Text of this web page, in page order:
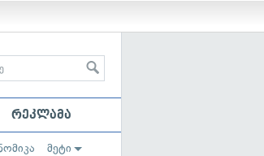
რეკლამა
მეტი